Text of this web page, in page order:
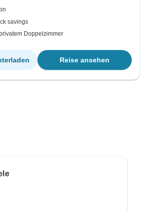
savings
Doppelzimmer
Reise ansehen